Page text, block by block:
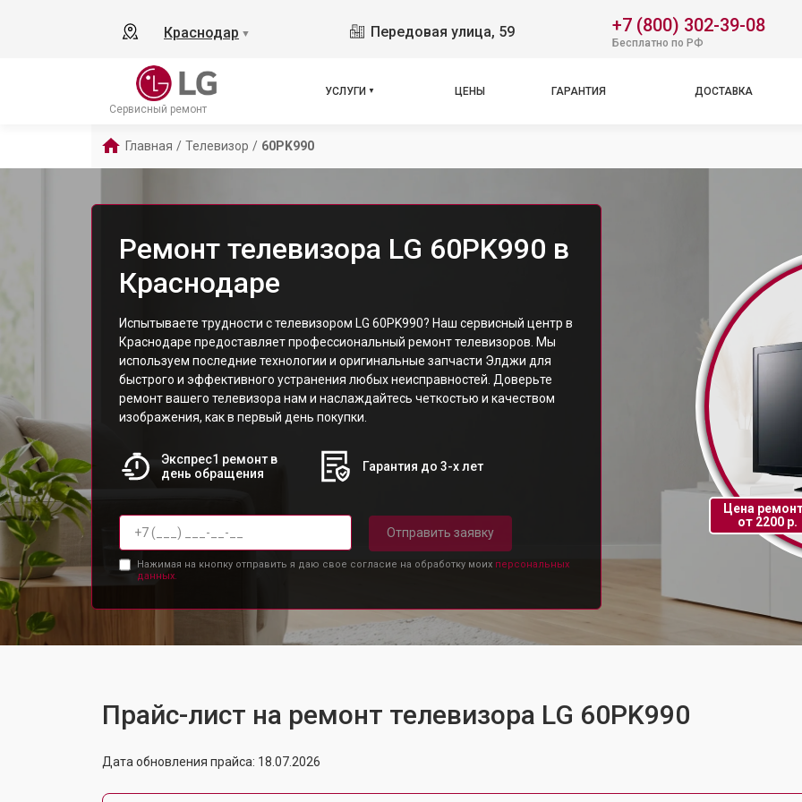
Краснодар ▼ Передовая улица, 59 +7 (800) 302-39-08
Бесплатно по РФ
Сервисный ремонт
УСЛУГИ ЦЕНЫ ГАРАНТИЯ ДОСТАВКА
Главная / Телевизор / 60PK990
Ремонт телевизора LG 60PK990 в
Краснодаре
Испытываете трудности с телевизором LG 60PK990? Наш сервисный центр в
Краснодаре предоставляет профессиональный ремонт телевизоров. Мы
используем последние технологии и оригинальные запчасти Элджи для
быстрого и эффективного устранения любых неисправностей. Доверьте
ремонт вашего телевизора нам и наслаждайтесь четкостью и качеством
изображения, как в первый день покупки.
Экспрес1 ремонт в
день обращения
Гарантия до 3-х лет
Отправить заявку
Нажимая на кнопку отправить я даю свое согласие на обработку моих персональных
данных.
Цена
от 2200 р.
Прайс-лист на ремонт телевизора LG 60PK990
Дата обновления прайса: 18.07.2026